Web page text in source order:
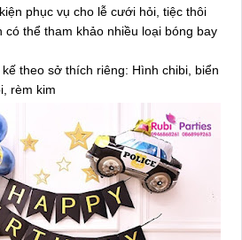
phục vụ cho lễ cưới hỏi, tiệc thôi
thể tham khảo nhiều loại bóng bay
theo sở thích riêng: Hình chibi, biển
rèm kim